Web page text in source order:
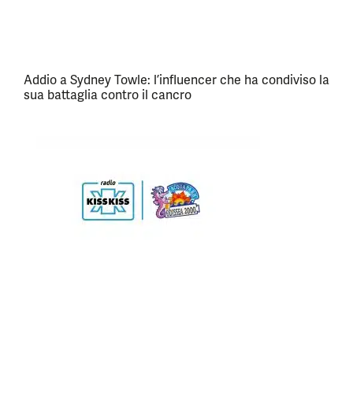
Addio a Sydney Towle: l’influencer che ha condiviso la
sua battaglia contro il cancro